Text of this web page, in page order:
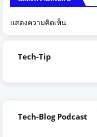
แสดงความคิดเห็น
Tech-Tip
Tech-Blog Podcast